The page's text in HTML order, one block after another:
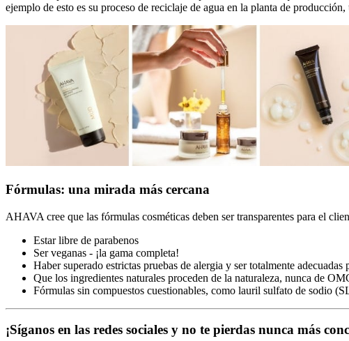
ejemplo de esto es su proceso de reciclaje de agua en la planta de
Fórmulas: una mirada más cercana
AHAVA cree que las fórmulas cosméticas deben ser transparentes para el
Estar libre de parabenos
Ser veganas - ¡la gama completa!
Haber superado estrictas pruebas de alergia y ser totalmente adecuadas
Que los ingredientes naturales proceden de la naturaleza, nunca de
Fórmulas sin compuestos cuestionables, como lauril sulfato de sodio
¡Síganos en las redes sociales y no te pierdas nunca más